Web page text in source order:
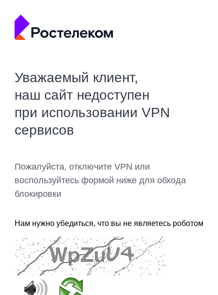
Уважаемый клиент,
наш сайт недоступен
при использовании VPN
сервисов
Пожалуйста, отключите VPN или
воспользуйтесь формой ниже для обхода
блокировки
Нам нужно убедиться, что вы не являетесь роботом